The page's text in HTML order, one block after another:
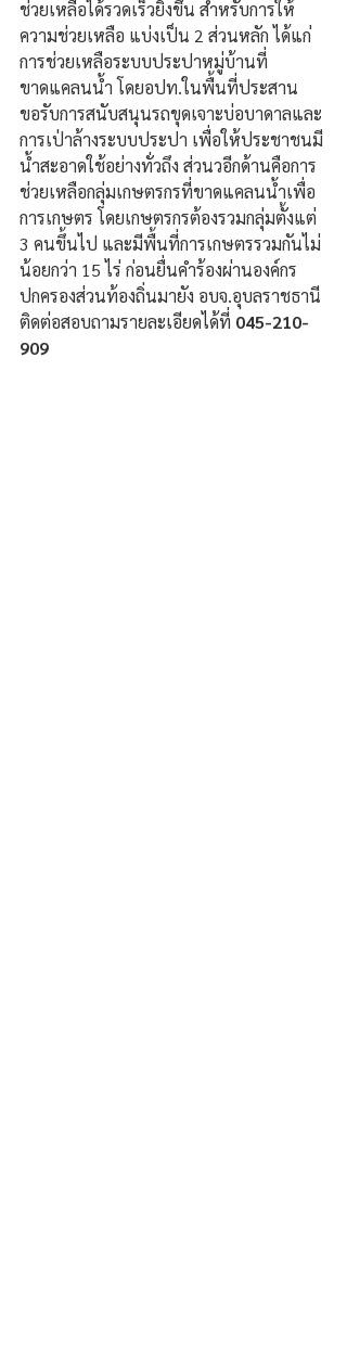
ช่วยเหลือได้รวดเร็วยิ่งขึ้น สำหรับการให้
ความช่วยเหลือ แบ่งเป็น 2 ส่วนหลัก ได้แก่
การช่วยเหลือระบบประปาหมู่บ้านที่
ขาดแคลนน้ำ โดยอปท.ในพื้นที่ประสาน
ขอรับการสนับสนุนรถขุดเจาะบ่อบาดาลและ
การเป่าล้างระบบประปา เพื่อให้ประชาชนมี
น้ำสะอาดใช้อย่างทั่วถึง ส่วนวอีกด้านคือการ
ช่วยเหลือกลุ่มเกษตรกรที่ขาดแคลนน้ำเพื่อ
การเกษตร โดยเกษตรกรต้องรวมกลุ่มตั้งแต่
3 คนขึ้นไป และมีพื้นที่การเกษตรรวมกันไม่
น้อยกว่า 15 ไร่ ก่อนยื่นคำร้องผ่านองค์กร
ปกครองส่วนท้องถิ่นมายัง อบจ.อุบลราชธานี
ติดต่อสอบถามรายละเอียดได้ที่ 045-210-
909